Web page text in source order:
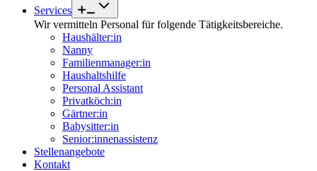
Services
Wir vermitteln Personal für folgende Tätigkeitsbereiche.
Haushälter:in
Nanny
Familienmanager:in
Haushaltshilfe
Personal Assistant
Privatköch:in
Gärtner:in
Babysitter:in
Senior:innenassistenz
Stellenangebote
Kontakt